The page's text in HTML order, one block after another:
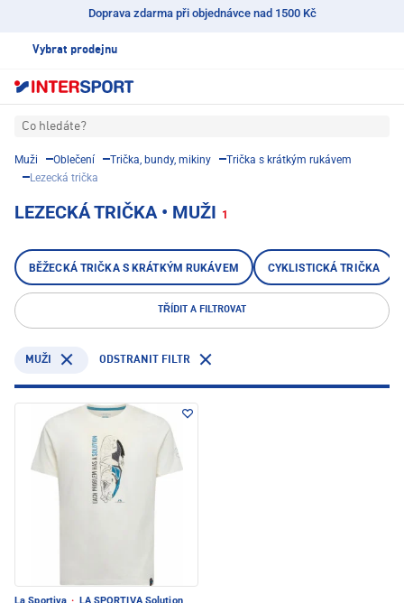
Doprava zdarma při objednávce nad 1500 Kč
Vybrat prodejnu
Co hledáte?
Muži Oblečení Trička, bundy, mikiny
Trička s krátkým rukávem
Lezecká trička
LEZECKÁ TRIČKA • MUŽI 1
BĚŽECKÁ TRIČKA S KRÁTKÝM RUKÁVEM CYKLISTICKÁ TRIČKA
TŘÍDIT A FILTROVAT
MUŽI ODSTRANIT FILTR